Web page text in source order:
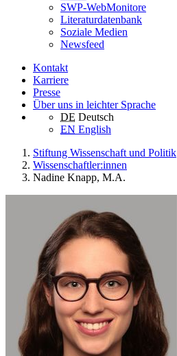
SWP-WebMonitore
Literaturdatenbank
Soziale Medien
Newsfeed
Kontakt
Karriere
Presse
Über uns in leichter Sprache
DE Deutsch
EN English
Stiftung Wissenschaft und Politik
Wissenschaftler:innen
Nadine Knapp, M.A.